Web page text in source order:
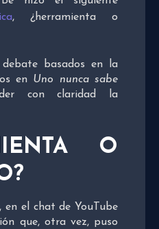
, ¿herramienta o
basados en la
en Uno nunca sabe
con claridad la
O
en el chat de YouTube
que, otra vez, puso